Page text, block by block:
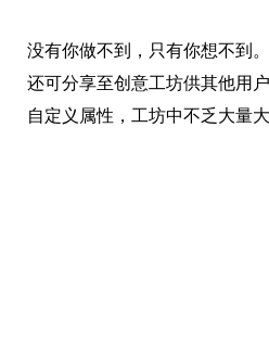
没有你做不到，只有你想不到
还可分享至创意工坊供其他用